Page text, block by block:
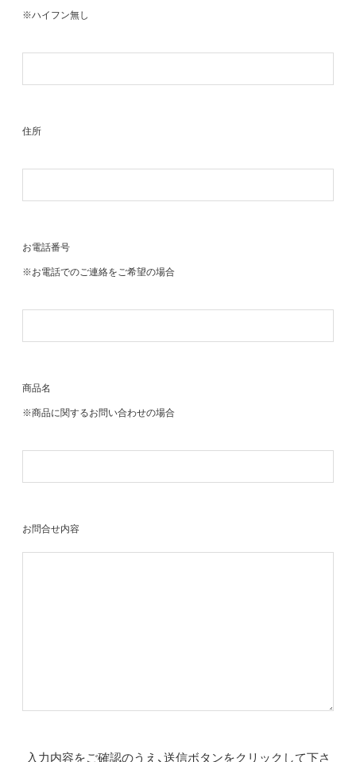
※ハイフン無し
住所
お電話番号
※お電話でのご連絡をご希望の場合
商品名
※商品に関するお問い合わせの場合
お問合せ内容
入力内容をご確認のうえ、送信ボタンをクリックして下さ